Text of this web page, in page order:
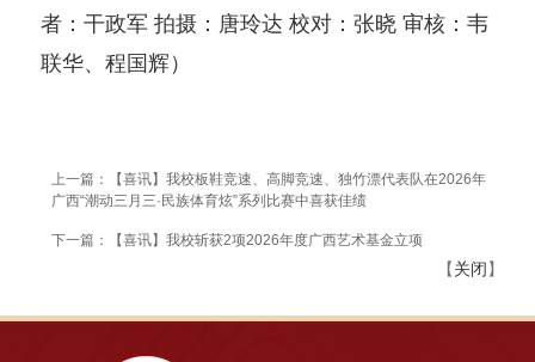
者：干政军 拍摄：唐玲达 校对：张晓 审核：韦
联华、程国辉）
上一篇：【喜讯】我校板鞋竞速、高脚竞速、独竹漂代表队在2026年
广西“潮动三月三·民族体育炫”系列比赛中喜获佳绩
下一篇：【喜讯】我校斩获2项2026年度广西艺术基金立项
【关闭】